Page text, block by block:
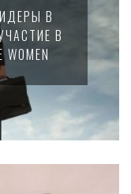
В
В